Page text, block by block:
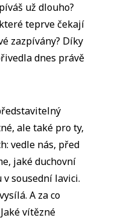
už dlouho?
teprve čekají
zazpívány? Díky
dnes právě
ale také pro ty,
vedle nás, před
jaké duchovní
v sousední lavici.
A za co
vítězné